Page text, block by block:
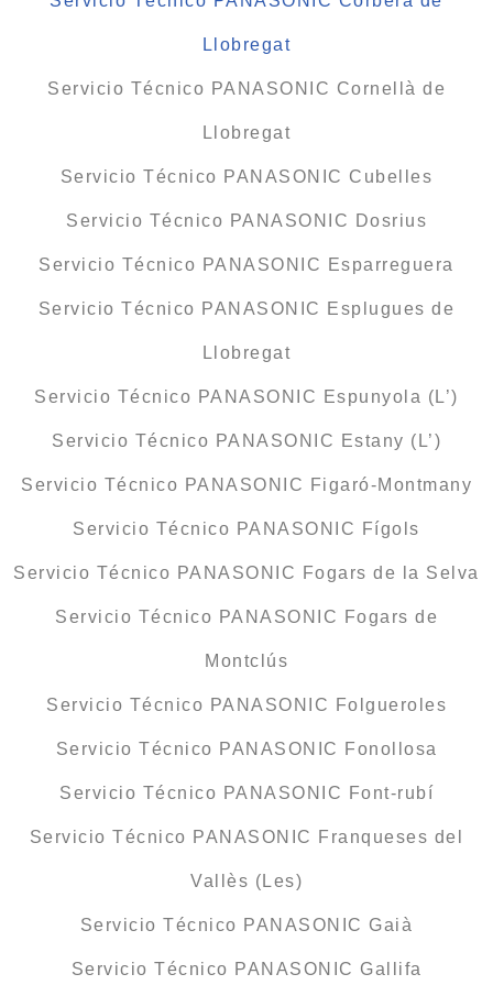
Llobregat
Servicio Técnico PANASONIC Cornellà de
Llobregat
Servicio Técnico PANASONIC Cubelles
Servicio Técnico PANASONIC Dosrius
Servicio Técnico PANASONIC Esparreguera
Servicio Técnico PANASONIC Esplugues de
Llobregat
Servicio Técnico PANASONIC Espunyola (L’)
Servicio Técnico PANASONIC Estany (L’)
Servicio Técnico PANASONIC Figaró-Montmany
Servicio Técnico PANASONIC Fígols
Servicio Técnico PANASONIC Fogars de la Selva
Servicio Técnico PANASONIC Fogars de
Montclús
Servicio Técnico PANASONIC Folgueroles
Servicio Técnico PANASONIC Fonollosa
Servicio Técnico PANASONIC Font-rubí
Servicio Técnico PANASONIC Franqueses del
Vallès (Les)
Servicio Técnico PANASONIC Gaià
Servicio Técnico PANASONIC Gallifa